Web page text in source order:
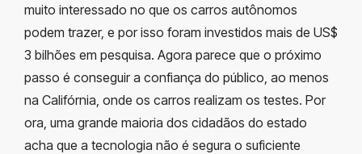
muito interessado no que os carros autônomos
podem trazer, e por isso foram investidos mais de US$
3 bilhões em pesquisa. Agora parece que o próximo
passo é conseguir a confiança do público, ao menos
na Califórnia, onde os carros realizam os testes. Por
ora, uma grande maioria dos cidadãos do estado
acha que a tecnologia não é segura o suficiente